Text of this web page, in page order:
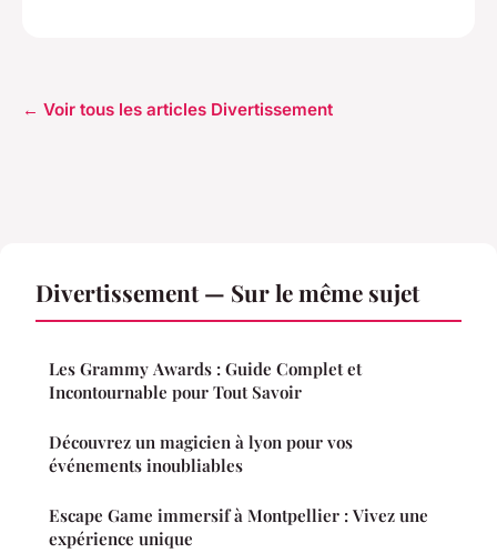
← Voir tous les articles Divertissement
Divertissement — Sur le même sujet
Les Grammy Awards : Guide Complet et
Incontournable pour Tout Savoir
Découvrez un magicien à lyon pour vos
événements inoubliables
Escape Game immersif à Montpellier : Vivez une
expérience unique